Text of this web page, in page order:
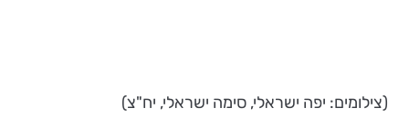
(צילומים: יפה ישראלי, סימה ישראלי, יח"צ)